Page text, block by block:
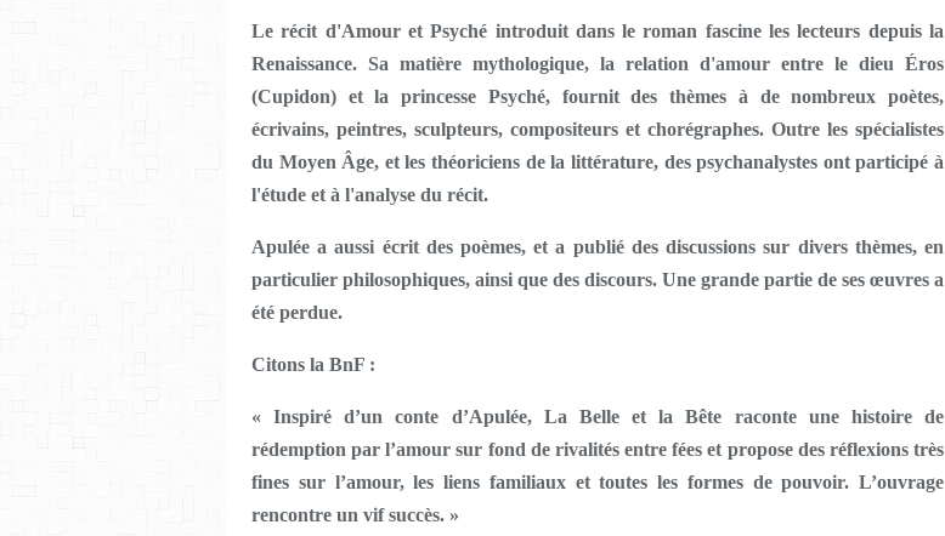
Le récit d'Amour et Psyché introduit dans le roman fascine les lecteurs depuis la
Renaissance. Sa matière mythologique, la relation d'amour entre le dieu Éros
(Cupidon) et la princesse Psyché, fournit des thèmes à de nombreux poètes,
écrivains, peintres, sculpteurs, compositeurs et chorégraphes. Outre les spécialistes
du Moyen Âge, et les théoriciens de la littérature, des psychanalystes ont participé à
l'étude et à l'analyse du récit.
Apulée a aussi écrit des poèmes, et a publié des discussions sur divers thèmes, en
particulier philosophiques, ainsi que des discours. Une grande partie de ses œuvres a
été perdue.
Citons la BnF :
« Inspiré d’un conte d’Apulée, La Belle et la Bête raconte une histoire de
rédemption par l’amour sur fond de rivalités entre fées et propose des réflexions très
fines sur l’amour, les liens familiaux et toutes les formes de pouvoir. L’ouvrage
rencontre un vif succès. »